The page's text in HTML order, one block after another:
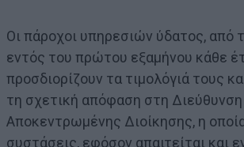
Οι πάροχοι υπηρεσιών ύδατος, από
εντός του πρώτου εξαμήνου κάθε
προσδιορίζουν τα τιμολόγιά τους
τη σχετική απόφαση στη
Αποκεντρωμένης Διοίκησης, η
συστάσεις, εφόσον απαιτείται και